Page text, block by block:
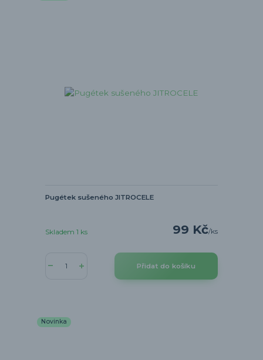
Pugétek sušeného JITROCELE
99 Kč/ks
Skladem 1 ks
Přidat do košíku
Novinka